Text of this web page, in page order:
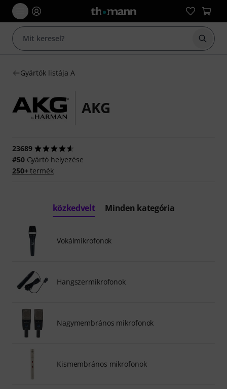
Gyártók listája A
AKG
23689
#50Gyártó helyezése
250+termék
közkedvelt Minden kategória
Vokálmikrofonok
Hangszermikrofonok
Nagymembrános mikrofonok
Kismembrános mikrofonok